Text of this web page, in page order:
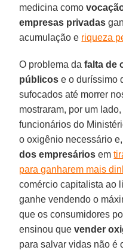
medicina como
empresas privadas
acumulação e riqueza
O problema dafalta de
públicos e o duríssimo
sufocados até morrer
mostraram, por um
funcionários do
o oxigênio necessário
dos empresários em
para ganharem mais
comércio capitalista ao
ganhe vendendo o
que os consumidores
ensinou quevender
para salvar vidas não é